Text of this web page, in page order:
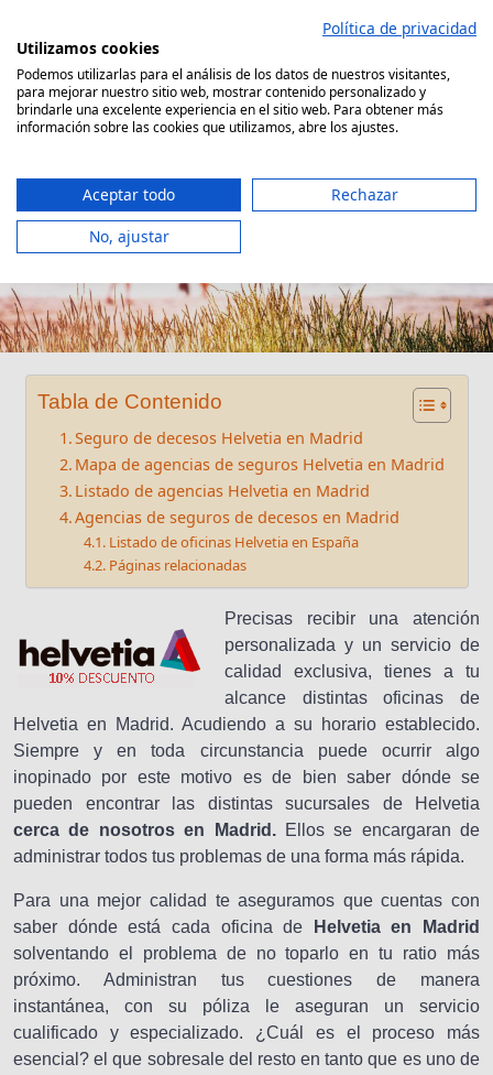
contenido
Comparador Seguro Decesos
Oficinas Helvetia en Madrid
Tabla de Contenido
Seguro de decesos Helvetia en Madrid
Mapa de agencias de seguros Helvetia en Madrid
Listado de agencias Helvetia en Madrid
Agencias de seguros de decesos en Madrid
Listado de oficinas Helvetia en España
Páginas relacionadas
Precisas recibir una atención
personalizada y un servicio de
calidad exclusiva, tienes a tu
alcance distintas oficinas de
Helvetia en Madrid. Acudiendo a su horario establecido.
Siempre y en toda circunstancia puede ocurrir algo
inopinado por este motivo es de bien saber dónde se
pueden encontrar las distintas sucursales de Helvetia
cerca de nosotros en Madrid. Ellos se encargaran de
administrar todos tus problemas de una forma más rápida.
Para una mejor calidad te aseguramos que cuentas con
saber dónde está cada oficina de
Helvetia en Madrid
solventando el problema de no toparlo en tu ratio más
próximo. Administran tus cuestiones de manera
instantánea, con su póliza le aseguran un servicio
cualificado y especializado. ¿Cuál es el proceso más
esencial? el que sobresale del resto en tanto que es uno de
Política de privacidad
Utilizamos cookies
Podemos utilizarlas para el análisis de los datos de nuestros visitantes,
para mejorar nuestro sitio web, mostrar contenido personalizado y
brindarle una excelente experiencia en el sitio web. Para obtener más
información sobre las cookies que utilizamos, abre los ajustes.
Aceptar todo
Rechazar
No, ajustar